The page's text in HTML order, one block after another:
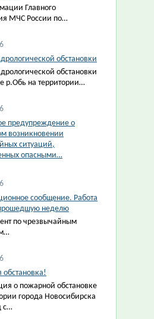
Главного
МЧС России по…
обстановки
обстановки
р.Обь на территории…
предупреждение о
возникновении
ситуаций,
опасными…
сообщение. Работа
неделю
по чрезвычайным
о пожарной обстановке
города Новосибирска
с…